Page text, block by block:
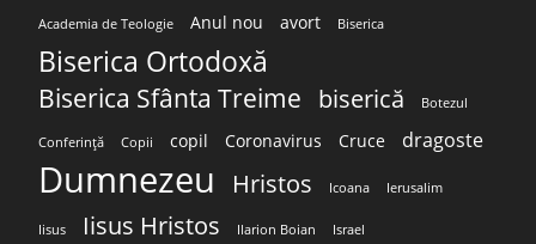
Academia de Teologie Anul nou avort Biserica
Biserica Ortodoxă
Biserica Sfânta Treime biserică Botezul
Conferință Copii copil Coronavirus Cruce dragoste
Dumnezeu Hristos Icoana Ierusalim
Iisus Iisus Hristos Ilarion Boian Israel